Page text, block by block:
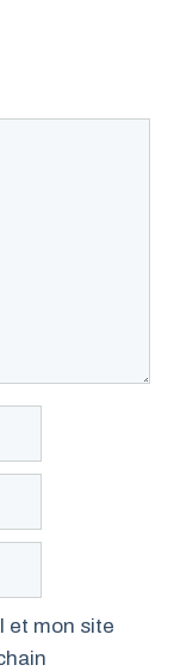
et mon site